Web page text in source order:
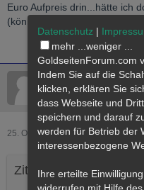
Euro Aufpreis drin...hätte ich
(können).
5000g Mitglied
25. Oktober 2022
Zitat von inspektah
Datenschutz |
mehr ... weniger ...
GoldseitenForum.com
Indem Sie auf die
klicken, erklären Sie
dass Webseite und
speichern und darauf
werden für Betrieb der
interessenbezogene
Ihre erteilte
widerrufen mit Hilfe